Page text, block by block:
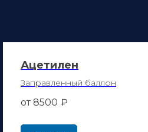
Ацетилен
Заправленный баллон
от 8500 ₽